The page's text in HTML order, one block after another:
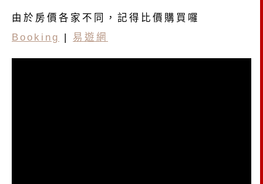
由於房價各家不同，記得比價購買囉
Booking
| 易遊網